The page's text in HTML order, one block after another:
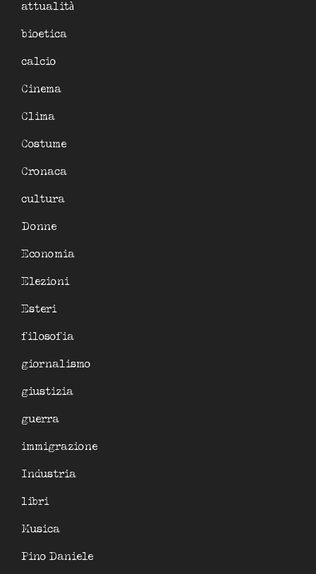
attualità
bioetica
calcio
Cinema
Clima
Costume
Cronaca
cultura
Donne
Economia
Elezioni
Esteri
filosofia
giornalismo
giustizia
guerra
immigrazione
Industria
libri
Musica
Pino Daniele